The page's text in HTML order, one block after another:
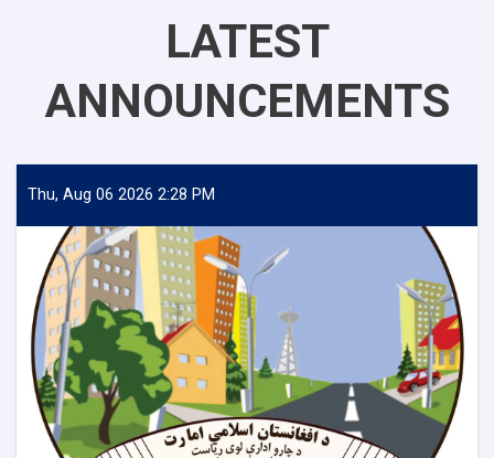
LATEST
ANNOUNCEMENTS
Thu, Aug 06 2026 2:28 PM